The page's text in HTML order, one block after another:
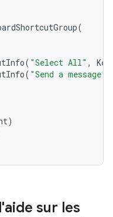
(
( "Select All" ,
( "Send a message"
)
sur les